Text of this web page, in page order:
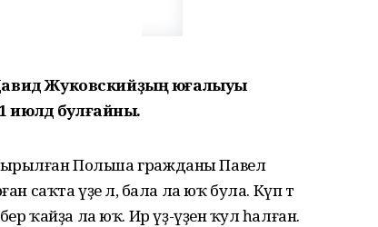
Жуковскийҙың юғалыуы
июлдә булғайны.
айырылған Польша гражданы Павел
үҙе лә, бала ла юҡ була. Күп тә
ҡайҙа ла юҡ. Ир үҙ-үҙенә ҡул һалған.